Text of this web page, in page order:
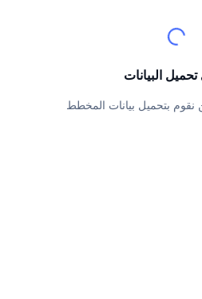
البيانات
نقوم بتحميل بيانات المخطط